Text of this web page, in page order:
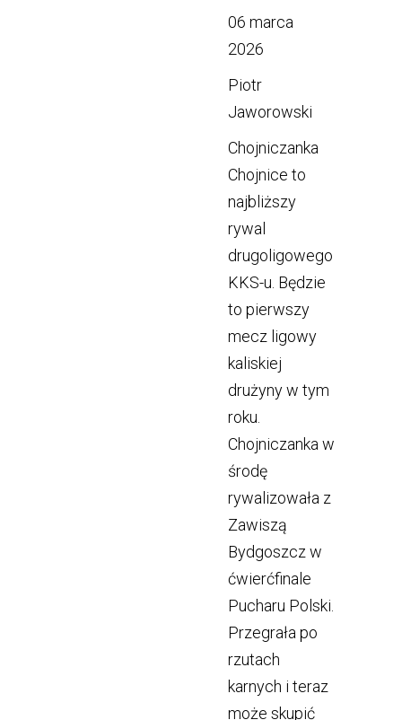
06 marca
2026
Piotr
Jaworowski
Chojniczanka
Chojnice to
najbliższy
rywal
drugoligowego
KKS-u. Będzie
to pierwszy
mecz ligowy
kaliskiej
drużyny w tym
roku.
Chojniczanka w
środę
rywalizowała z
Zawiszą
Bydgoszcz w
ćwierćfinale
Pucharu Polski.
Przegrała po
rzutach
karnych i teraz
może skupić